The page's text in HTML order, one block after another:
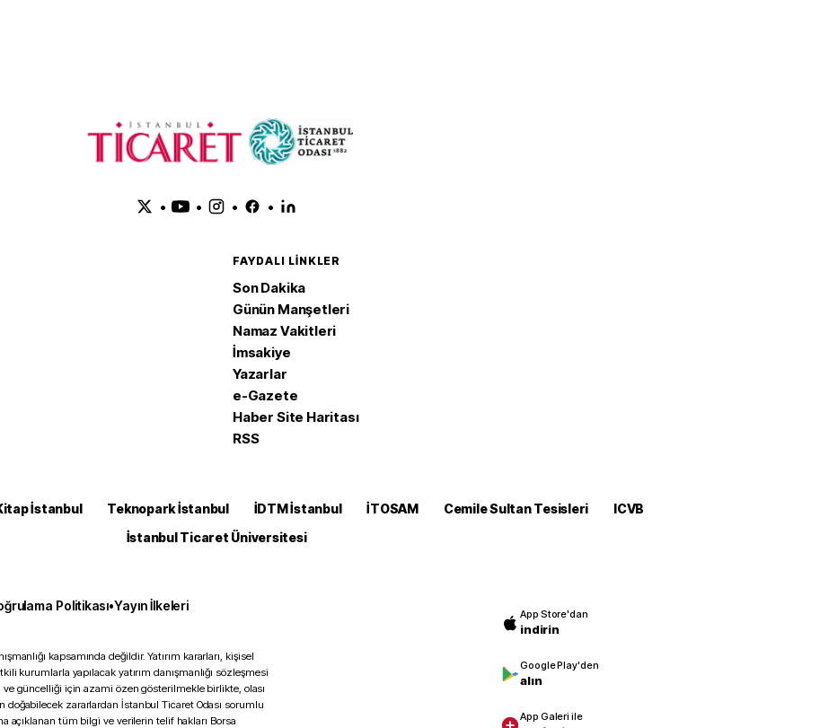
• • • •
FAYDALI LINKLER
Son Dakika
Günün Manşetleri
Namaz Vakitleri
İmsakiye
Yazarlar
e-Gazete
Haber Site Haritası
RSS
İstanbul Teknopark İstanbul İDTM İstanbul İTOSAM Cemile Sultan Tesisleri
ICVB
İstanbul Ticaret Üniversitesi
Politikası•Yayın İlkeleri
kapsamında değildir. Yatırım kararları, kişisel
yapılacak yatırım danışmanlığı sözleşmesi
güncelliği için azami özen gösterilmekle birlikte, olası
zararlardan İstanbul Ticaret Odası sorumlu
açıklanan tüm bilgi ve verilerin telif hakları Borsa
App Store'dan
indirin
Google Play'den
alın
App Galeri ile